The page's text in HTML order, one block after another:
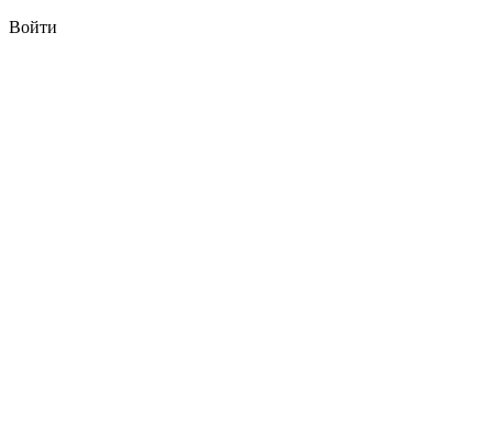
Войти